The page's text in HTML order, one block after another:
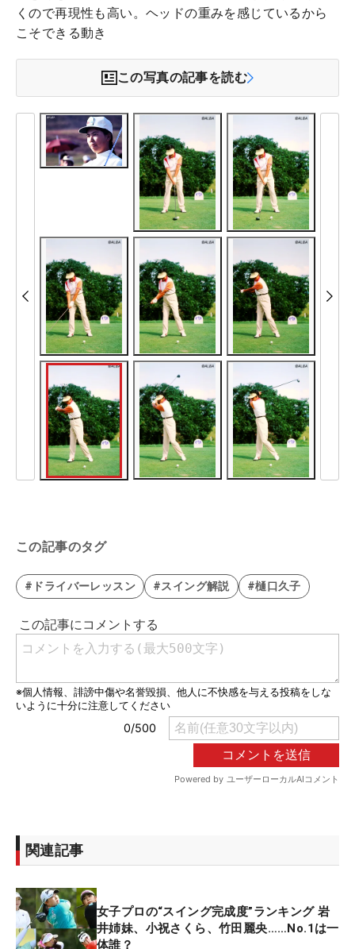
くので再現性も高い。ヘッドの重みを感じているから
こそできる動き
この写真の記事を読む
この記事のタグ
#ドライバーレッスン #スイング解説 #樋口久子
関連記事
女子プロの“スイング完成度”ランキング 岩
井姉妹、小祝さくら、竹田麗央……No.1は一
体誰？